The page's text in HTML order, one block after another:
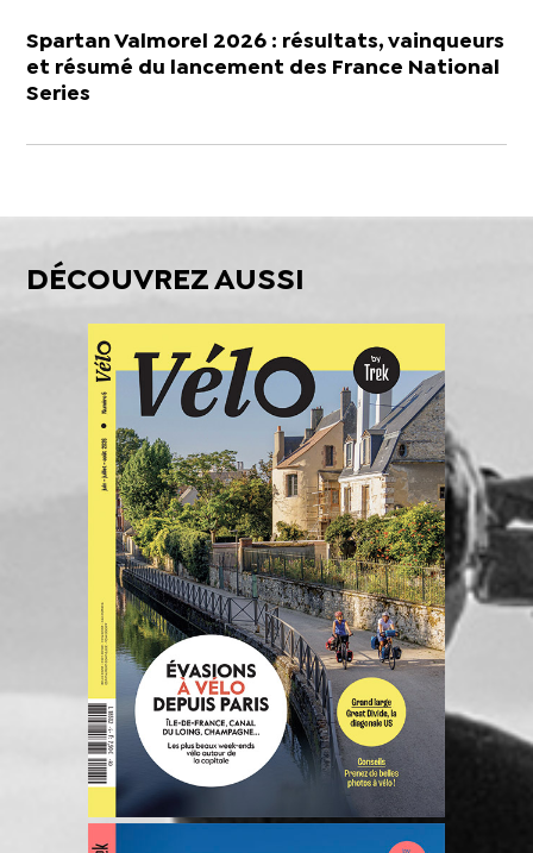
Spartan Valmorel 2026 : résultats, vainqueurs
et résumé du lancement des France National
Series
DÉCOUVREZ AUSSI